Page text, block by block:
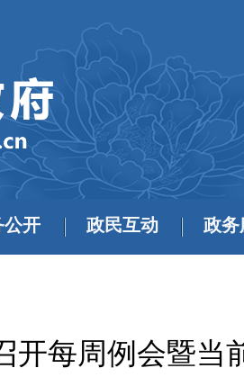
公开 政民互动 政务
开每周例会暨当